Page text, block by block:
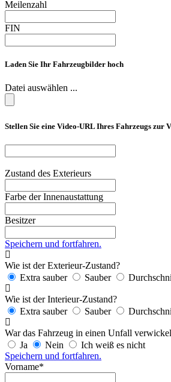
Meilenzahl
FIN
Laden Sie Ihr Fahrzeugbilder hoch
Datei auswählen ...
Stellen Sie eine Video-URL Ihres Fahrzeugs zur
Zustand des Exterieurs
Farbe der Innenaustattung
Besitzer
Speichern und fortfahren.
Wie ist der Exterieur-Zustand?
Extra sauber
Sauber
Wie ist der Interieur-Zustand?
Extra sauber
Sauber
War das Fahrzeug in einen Unfall
Ja
Nein
Ich weiß es nicht
Speichern und fortfahren.
Vorname*